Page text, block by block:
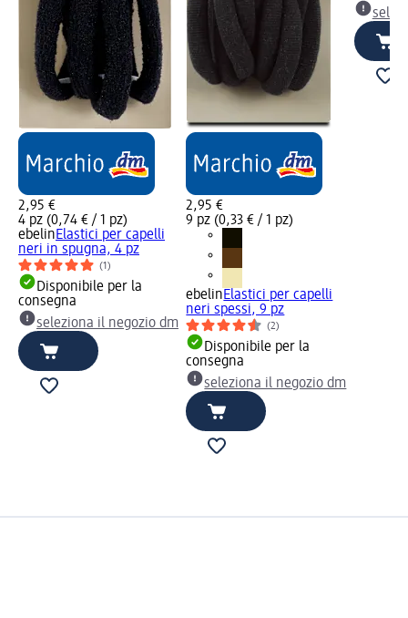
2,95 €
4 pz (0,74 € / 1 pz)
ebelinElastici per capelli
neri in spugna, 4 pz
(1)
Disponibile per la
consegna
seleziona il negozio dm
2,95 €
9 pz (0,33 € / 1 pz)
ebelinElastici per capelli
neri spessi, 9 pz
(2)
Disponibile per la
consegna
seleziona il negozio dm